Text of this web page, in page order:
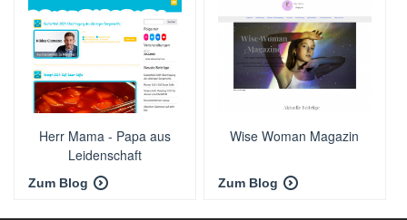
Herr Mama - Papa aus
Leidenschaft
Zum Blog
Wise Woman Magazin
Zum Blog